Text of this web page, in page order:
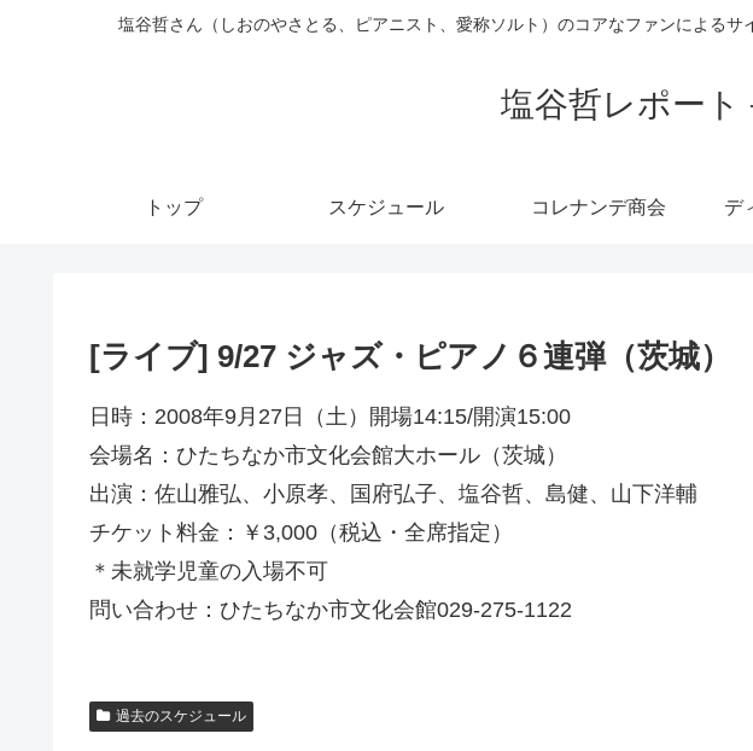
塩谷哲さん（しおのやさとる、ピアニスト、愛称ソルト）のコアなファンによる
塩谷哲レポー
トップ スケジュール コレナンデ商会 デ
[ライブ] 9/27 ジャズ・ピアノ６連弾（茨城）
日時：2008年9月27日（土）開場14:15/開演15:00
会場名：ひたちなか市文化会館大ホール（茨城）
出演：佐山雅弘、小原孝、国府弘子、塩谷哲、島健、山下洋輔
チケット料金：￥3,000（税込・全席指定）
＊未就学児童の入場不可
問い合わせ：ひたちなか市文化会館029-275-1122
過去のスケジュール